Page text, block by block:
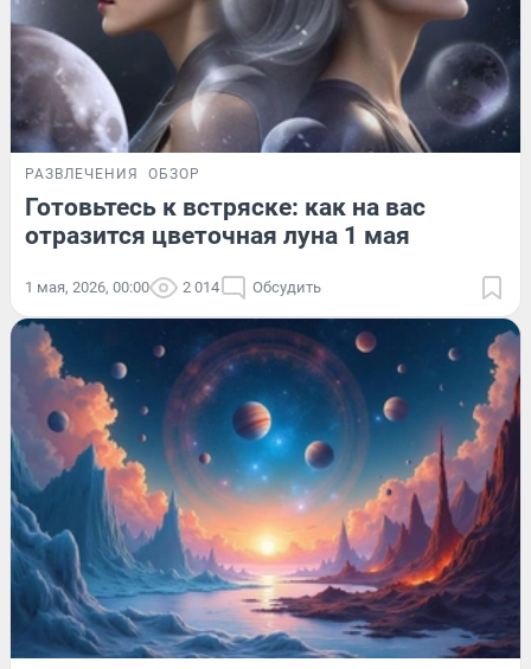
РАЗВЛЕЧЕНИЯ ОБЗОР
Готовьтесь к встряске: как на вас
отразится цветочная луна 1 мая
1 мая, 2026, 00:00 2 014 Обсудить